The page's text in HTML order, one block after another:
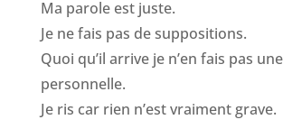
Ma parole est juste.
Je ne fais pas de suppositions.
Quoi qu’il arrive je n’en fais pas
personnelle.
Je ris car rien n’est vraiment grave.